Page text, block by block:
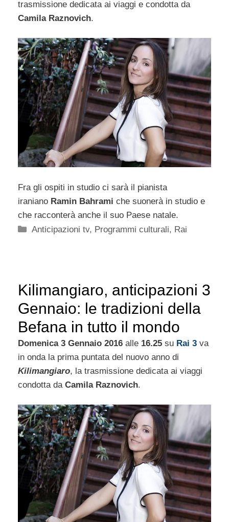
trasmissione dedicata ai viaggi e condotta da
Camila Raznovich.
Fra gli ospiti in studio ci sarà il pianista
iraniano Ramin Bahrami che suonerà in studio e
che racconterà anche il suo Paese natale.
Categorie
Anticipazioni tv, Programmi culturali, Rai
Kilimangiaro, anticipazioni 3
Gennaio: le tradizioni della
Befana in tutto il mondo
Domenica 3 Gennaio 2016 alle 16.25 su Rai 3 va
in onda la prima puntata del nuovo anno di
Kilimangiaro, la trasmissione dedicata ai viaggi
condotta da Camila Raznovich.